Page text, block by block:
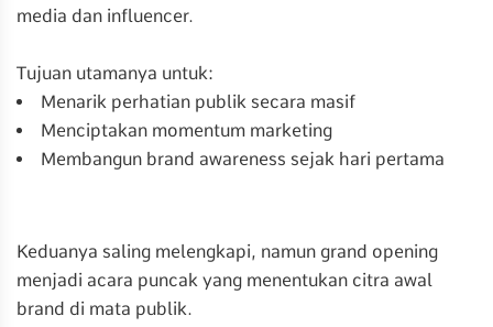
media dan influencer.
Tujuan utamanya untuk:
Menarik perhatian publik secara masif
Menciptakan momentum marketing
Membangun brand awareness sejak hari pertama
Keduanya saling melengkapi, namun grand opening
menjadi acara puncak yang menentukan citra awal
brand di mata publik.